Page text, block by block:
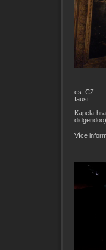
cs_CZ
faust
Kapela
Více